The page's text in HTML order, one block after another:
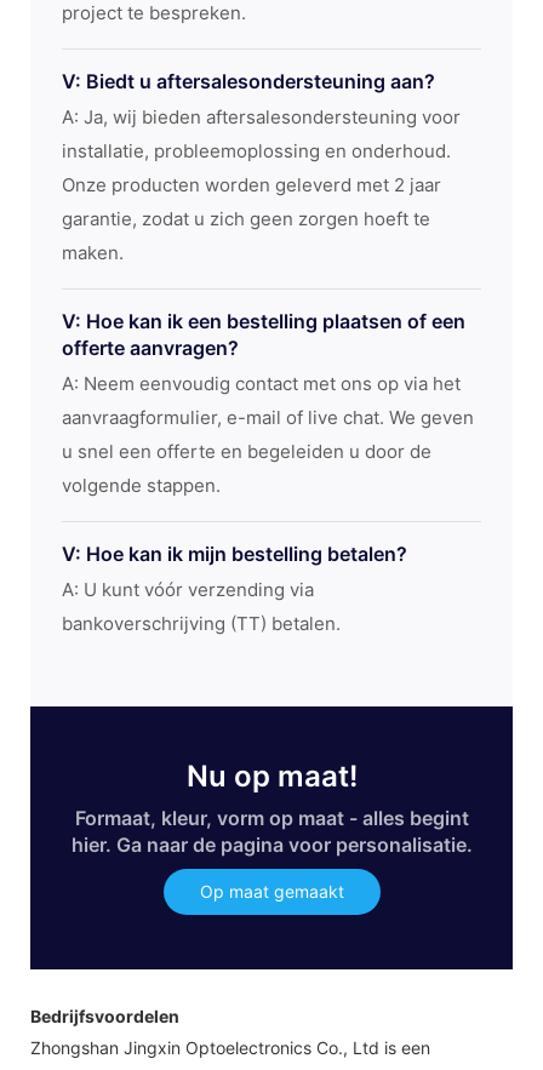
project te bespreken.
V: Biedt u aftersalesondersteuning aan?
A: Ja, wij bieden aftersalesondersteuning voor
installatie, probleemoplossing en onderhoud.
Onze producten worden geleverd met 2 jaar
garantie, zodat u zich geen zorgen hoeft te
maken.
V: Hoe kan ik een bestelling plaatsen of een
offerte aanvragen?
A: Neem eenvoudig contact met ons op via het
aanvraagformulier, e-mail of live chat. We geven
u snel een offerte en begeleiden u door de
volgende stappen.
V: Hoe kan ik mijn bestelling betalen?
A: U kunt vóór verzending via
bankoverschrijving (TT) betalen.
Nu op maat!
Formaat, kleur, vorm op maat - alles begint
hier. Ga naar de pagina voor personalisatie.
Op maat gemaakt
Bedrijfsvoordelen
Zhongshan Jingxin Optoelectronics Co., Ltd is een